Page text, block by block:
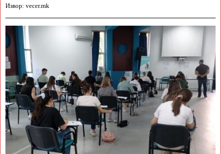
Извор: vecer.mk